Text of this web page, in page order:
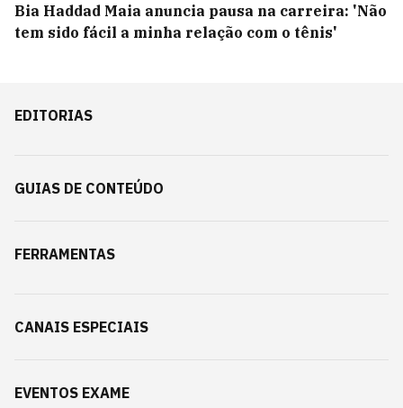
Bia Haddad Maia anuncia pausa na carreira: 'Não
tem sido fácil a minha relação com o tênis'
EDITORIAS
GUIAS DE CONTEÚDO
FERRAMENTAS
CANAIS ESPECIAIS
EVENTOS EXAME